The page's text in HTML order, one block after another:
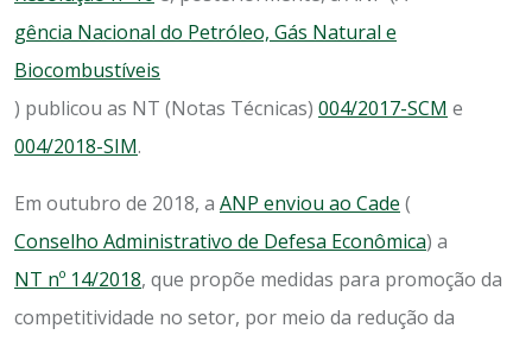
gência Nacional do Petróleo, Gás Natural e
Biocombustíveis
) publicou as NT (Notas Técnicas) 004/2017-SCM e
004/2018-SIM.
Em outubro de 2018, a ANP enviou ao Cade (
Conselho Administrativo de Defesa Econômica) a
NT nº 14/2018, que propõe medidas para promoção da
competitividade no setor, por meio da redução da